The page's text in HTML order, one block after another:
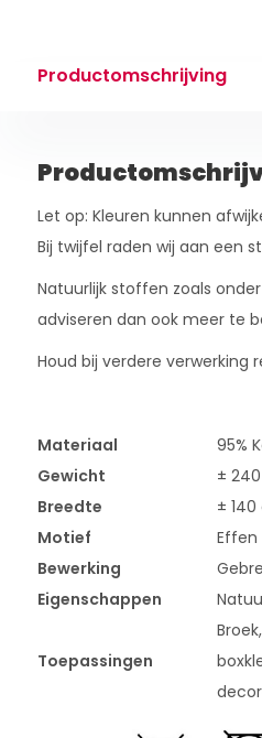
Productomschrijving
Let op: Kleuren kunnen
Bij twijfel raden wij aan een
Natuurlijk stoffen zoals
adviseren dan ook meer te
Houd bij verdere verwerking
Materiaal
95%
Gewicht
±
Breedte
±
Motief
Effen
Bewerking
Eigenschappen
Toepassingen